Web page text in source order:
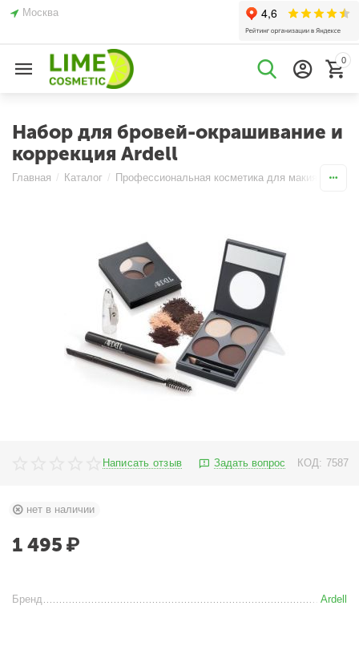
Москва
0
Набор для бровей-окрашивание и
коррекция Ardell
Главная / Каталог / Профессиональная косметика для макияжа /
Написать отзыв Задать вопрос КОД: 7587
нет в наличии
1 495 ₽
Бренд Ardell